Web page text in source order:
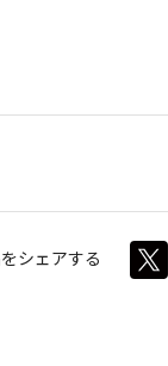
シェアする